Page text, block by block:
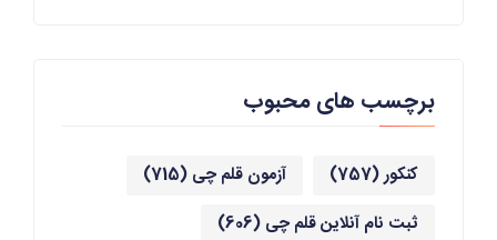
برچسب های محبوب
کنکور(757) آزمون قلم چی (715)
ثبت نام آنلاین قلم چی (606)